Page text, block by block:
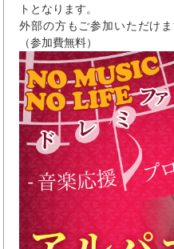
トとなります。
外部の方もご参加いただけ
（参加費無料）